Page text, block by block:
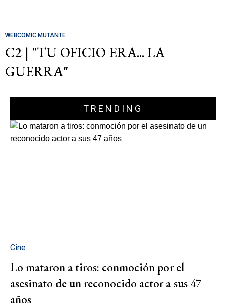
WEBCOMIC MUTANTE
C2 | "TU OFICIO ERA... LA
GUERRA"
TRENDING
Cine
Lo mataron a tiros: conmoción por el
asesinato de un reconocido actor a sus 47
años